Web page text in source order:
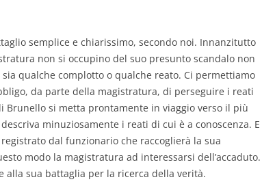
semplice e chiarissimo, secondo noi. Innanzitutto
non si occupino del suo presunto scandalo non
qualche complotto o qualche reato. Ci permettiamo
da parte della magistratura, di perseguire i reati
Brunello si metta prontamente in viaggio verso il più
minuziosamente i reati di cui è a conoscenza. E
dal funzionario che raccoglierà la sua
modo la magistratura ad interessarsi dell’accaduto.
alla sua battaglia per la ricerca della verità.